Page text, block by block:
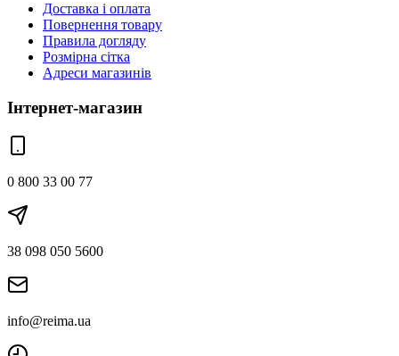
Доставка і оплата
Повернення товару
Правила догляду
Розмірна сітка
Адреси магазинів
Інтернет-магазин
0 800 33 00 77
38 098 050 5600
info@reima.ua